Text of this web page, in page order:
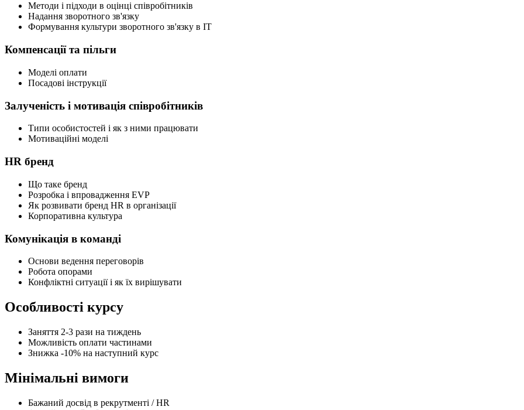
Методи і підходи в оцінці співробітників
Надання зворотного зв'язку
Формування культури зворотного зв'язку в IT
Компенсації та пільги
Моделі оплати
Посадові інструкції
Залученість і мотивація співробітників
Типи особистостей і як з ними працювати
Мотиваційні моделі
HR бренд
Що таке бренд
Розробка і впровадження EVP
Як розвивати бренд HR в організації
Корпоративна культура
Комунікація в команді
Основи ведення переговорів
Робота опорами
Конфліктні ситуації і як їх вирішувати
Особливості курсу
Заняття 2-3 рази на тиждень
Можливість оплати частинами
Знижка -10% на наступний курс
Мінімальні вимоги
Бажаний досвід в рекрутменті / HR